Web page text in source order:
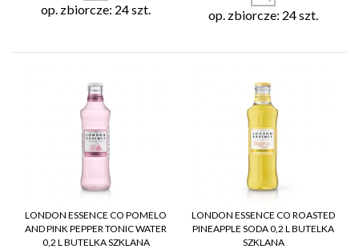
op. zbiorcze: 24 szt. op. zbiorcze: 24 szt.
LONDON ESSENCE CO POMELO
AND PINK PEPPER TONIC WATER
0,2 L BUTELKA SZKLANA
LONDON ESSENCE CO ROASTED
PINEAPPLE SODA 0,2 L BUTELKA
SZKLANA